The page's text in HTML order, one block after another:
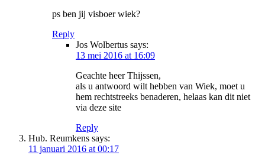
ps ben jij visboer wiek?
Reply
Jos Wolbertus says:
13 mei 2016 at 16:09
Geachte heer Thijssen,
als u antwoord wilt hebben van Wiek, moet u
hem rechtstreeks benaderen, helaas kan dit niet
via deze site
Reply
Hub. Reumkens says:
11 januari 2016 at 00:17